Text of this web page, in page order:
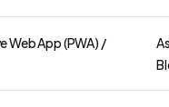
Web App (PWA) /